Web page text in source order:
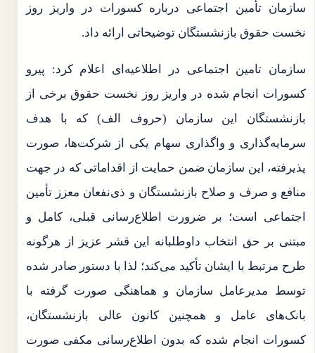
سازمان تأمین اجتماعی درباره کسورات در واریز روز
نخست حقوق بازنشستگان توضیحاتی ارائه داد.
سازمان تامین اجتماعی در اطلاعیه‌ای اعلام کرد: پیرو
کسورات انجام شده در واریز روز نخست حقوق برخی از
بازنشستگان این سازمان (حروف الف) که با هدف
سرمایه‌گذاری و واگذاری سهام یکی از شرکت‌ها، صورت
پذیرفته، این سازمان ضمن حمایت از اقداماتی که در جهت
منافع و صرف و صلاح بازنشستگان و ذی‌نفعان معزز تأمین
اجتماعی است؛ بر ضرورت اطلاع‌رسانی قبلی، کامل و
مبتنی بر حق انتخاب داوطلبانه این قشر عزیز از هرگونه
طرح مرتبط با ایشان تأکید می‌کند؛ لذا با دستور صادر شده
توسط مدیرعامل سازمان و هماهنگی صورت گرفته با
بانک‌های عامل و همچنین کانون عالی بازنشستگان،
کسورات انجام شده که بدون اطلاع‌رسانی مکفی صورت